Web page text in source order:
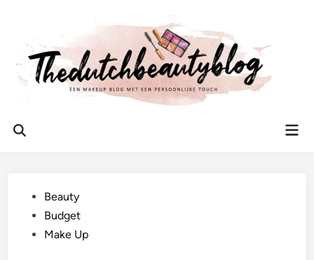
inhoud
Zoeken
Geplaatst
Beauty
Budget
Make Up